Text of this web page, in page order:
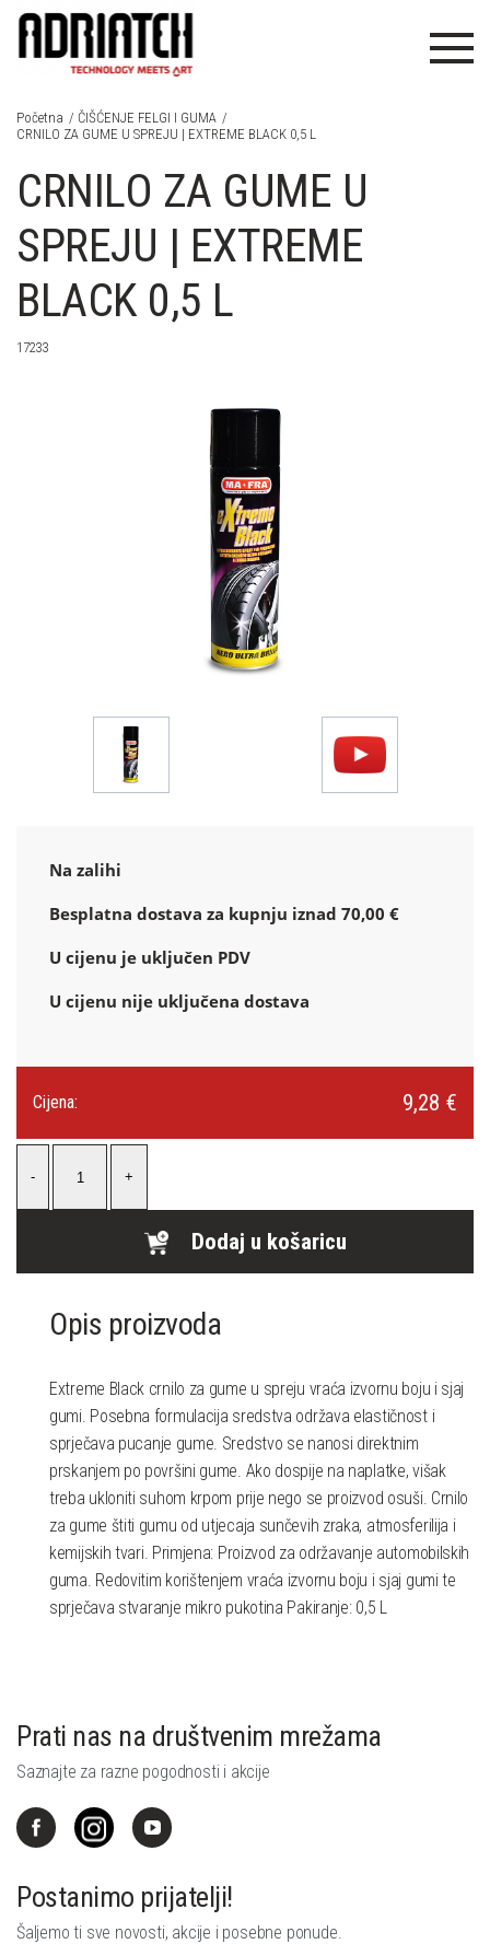
PRAZNA
KOŠARICA
HR ENG
AUTOPRAONICE
Početna
ČIŠĆENJE FELGI I GUMA
CRNILO ZA GUME U SPREJU | EXTREME BLACK 0,5 L
CRNILO ZA GUME U
SPREJU | EXTREME
BLACK 0,5 L
17233
Na zalihi
Besplatna dostava za kupnju iznad 70,00 €
U cijenu je uključen PDV
U cijenu nije uključena dostava
Cijena: 9,28 €
Dodaj u košaricu
Opis proizvoda
Extreme Black crnilo za gume u spreju vraća izvornu boju i sjaj
gumi. Posebna formulacija sredstva održava elastičnost i
sprječava pucanje gume. Sredstvo se nanosi direktnim
prskanjem po površini gume. Ako dospije na naplatke, višak
treba ukloniti suhom krpom prije nego se proizvod osuši. Crnilo
za gume štiti gumu od utjecaja sunčevih zraka, atmosferilija i
kemijskih tvari. Primjena: Proizvod za održavanje automobilskih
guma. Redovitim korištenjem vraća izvornu boju i sjaj gumi te
sprječava stvaranje mikro pukotina Pakiranje: 0,5 L
Prati nas na društvenim mrežama
Saznajte za razne pogodnosti i akcije
Postanimo prijatelji!
Šaljemo ti sve novosti, akcije i posebne ponude.